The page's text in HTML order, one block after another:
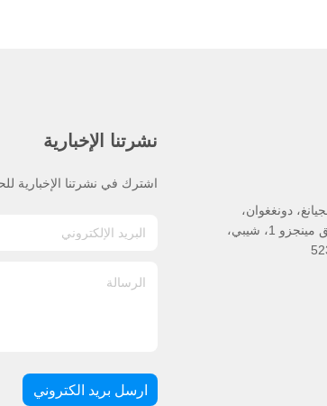
2، شيبي، هوانغجيانغ، دونغغوان،
غوانغدونغ، الصين 523752 المصنع 2: لا19طريق مينجزو 1، شيبي،
نشرتنا الإخبارية
اشترك في نشرتنا الإخبارية
ارسل بريد الكتروني